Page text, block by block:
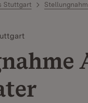
Stuttgart